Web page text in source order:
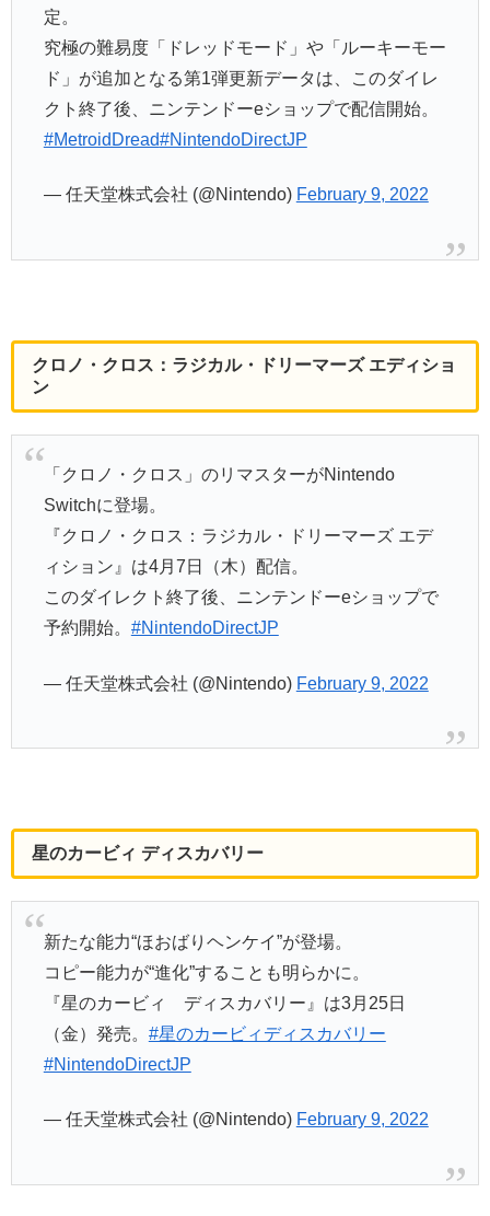
定。
究極の難易度「ドレッドモード」や「ルーキーモー
ド」が追加となる第1弾更新データは、このダイレ
クト終了後、ニンテンドーeショップで配信開始。
#MetroidDread#NintendoDirectJP
— 任天堂株式会社 (@Nintendo) February 9, 2022
クロノ・クロス：ラジカル・ドリーマーズ エディショ
ン
「クロノ・クロス」のリマスターがNintendo
Switchに登場。
『クロノ・クロス：ラジカル・ドリーマーズ エデ
ィション』は4月7日（木）配信。
このダイレクト終了後、ニンテンドーeショップで
予約開始。 #NintendoDirectJP
— 任天堂株式会社 (@Nintendo) February 9, 2022
星のカービィ ディスカバリー
新たな能力“ほおばりヘンケイ”が登場。
コピー能力が“進化”することも明らかに。
『星のカービィ ディスカバリー』は3月25日
（金）発売。 #星のカービィディスカバリー
#NintendoDirectJP
— 任天堂株式会社 (@Nintendo) February 9, 2022